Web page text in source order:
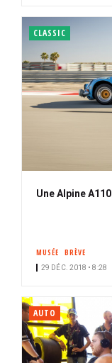
CLASSIC
Une Alpine
MUSÉE BRÈVE
29 DÉC. 2018 • 8:28
AUTO